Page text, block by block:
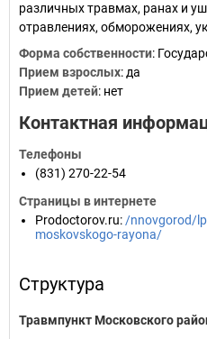
различных травмах, ранах и
отравлениях, обморожениях,
Форма собственности:
Прием взрослых: да
Прием детей: нет
Контактная
Телефоны
(831) 270-22-54
Страницы в интернете
Prodoctorov.ru: /nnovgorod/
moskovskogo-rayona/
Структура
Травмпункт Московского